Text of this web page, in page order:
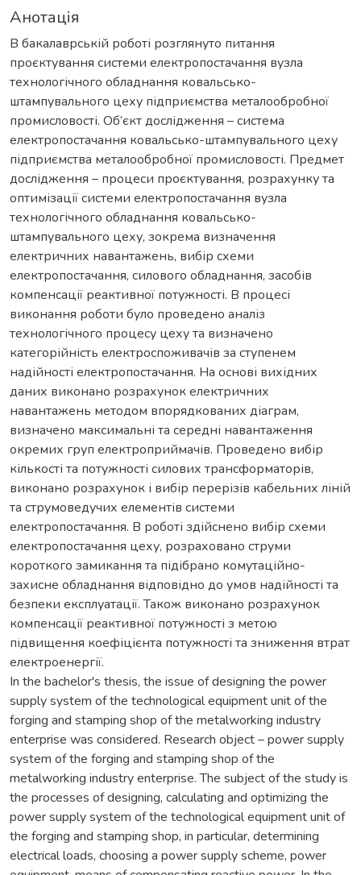
Анотація
В бакалаврській роботі розглянуто питання
проєктування системи електропостачання вузла
технологічного обладнання ковальсько-
штампувального цеху підприємства металообробної
промисловості. Об’єкт дослідження – система
електропостачання ковальсько-штампувального цеху
підприємства металообробної промисловості. Предмет
дослідження – процеси проєктування, розрахунку та
оптимізації системи електропостачання вузла
технологічного обладнання ковальсько-
штампувального цеху, зокрема визначення
електричних навантажень, вибір схеми
електропостачання, силового обладнання, засобів
компенсації реактивної потужності. В процесі
виконання роботи було проведено аналіз
технологічного процесу цеху та визначено
категорійність електроспоживачів за ступенем
надійності електропостачання. На основі вихідних
даних виконано розрахунок електричних
навантажень методом впорядкованих діаграм,
визначено максимальні та середні навантаження
окремих груп електроприймачів. Проведено вибір
кількості та потужності силових трансформаторів,
виконано розрахунок і вибір перерізів кабельних ліній
та струмоведучих елементів системи
електропостачання. В роботі здійснено вибір схеми
електропостачання цеху, розраховано струми
короткого замикання та підібрано комутаційно-
захисне обладнання відповідно до умов надійності та
безпеки експлуатації. Також виконано розрахунок
компенсації реактивної потужності з метою
підвищення коефіцієнта потужності та зниження втрат
електроенергії.
In the bachelor's thesis, the issue of designing the power
supply system of the technological equipment unit of the
forging and stamping shop of the metalworking industry
enterprise was considered. Research object – power supply
system of the forging and stamping shop of the
metalworking industry enterprise. The subject of the study is
the processes of designing, calculating and optimizing the
power supply system of the technological equipment unit of
the forging and stamping shop, in particular, determining
electrical loads, choosing a power supply scheme, power